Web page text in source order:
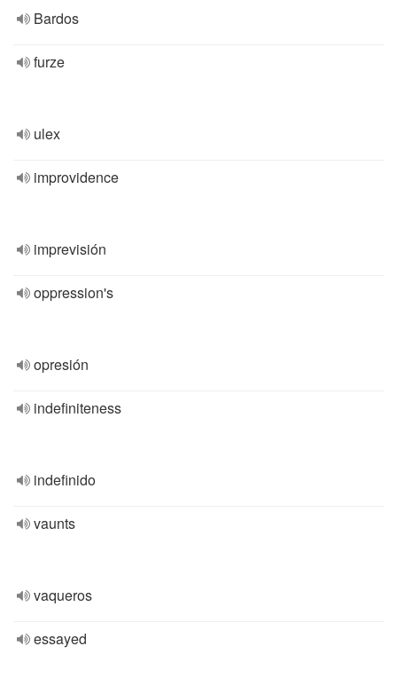
Bardos
furze
ulex
improvidence
imprevisión
oppression's
opresión
indefiniteness
indefinido
vaunts
vaqueros
essayed